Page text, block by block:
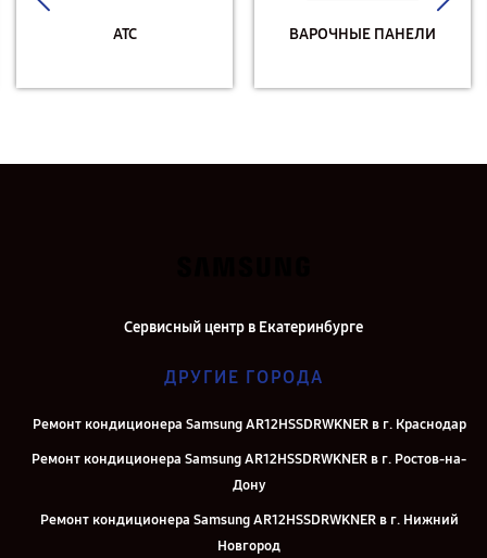
АТС ВАРОЧНЫЕ ПАНЕЛИ
Сервисный центр в Екатеринбурге
ДРУГИЕ ГОРОДА
Ремонт кондиционера Samsung AR12HSSDRWKNER в г. Краснодар
Ремонт кондиционера Samsung AR12HSSDRWKNER в г. Ростов-на-
Дону
Ремонт кондиционера Samsung AR12HSSDRWKNER в г. Нижний
Новгород